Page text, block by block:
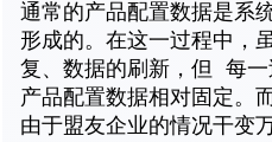
通常的产品配置数据是系
形成的。在这一过程中，
复、数据的刷新，但 每一
产品配置数据相对固定。
由于盟友企业的情况干变